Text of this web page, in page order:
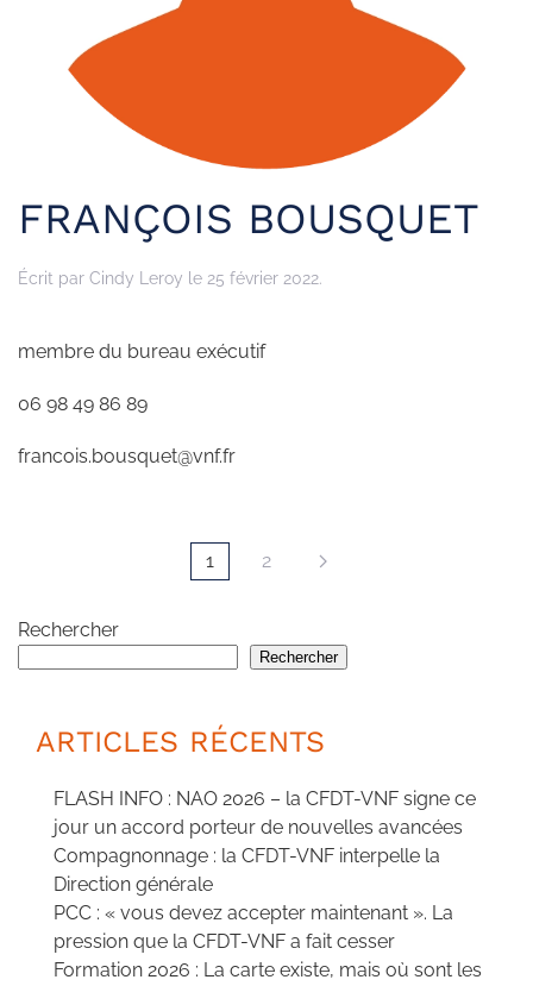
FRANÇOIS BOUSQUET
Écrit par Cindy Leroy le 25 février 2022.
membre du bureau exécutif
06 98 49 86 89
francois.bousquet@vnf.fr
1 2
Rechercher
Rechercher
ARTICLES RÉCENTS
FLASH INFO : NAO 2026 – la CFDT-VNF signe ce
jour un accord porteur de nouvelles avancées
Compagnonnage : la CFDT-VNF interpelle la
Direction générale
PCC : « vous devez accepter maintenant ». La
pression que la CFDT-VNF a fait cesser
Formation 2026 : La carte existe, mais où sont les